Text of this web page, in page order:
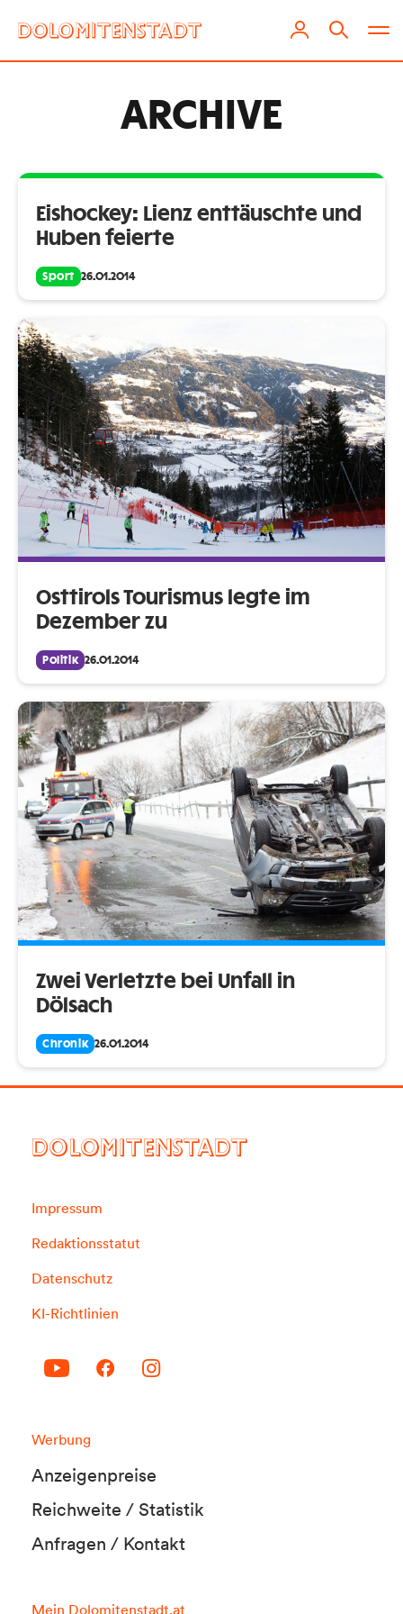
ARCHIVE
Eishockey: Lienz enttäuschte und
Huben feierte
Sport 26.01.2014
Osttirols Tourismus legte im
Dezember zu
Politik 26.01.2014
Zwei Verletzte bei Unfall in
Dölsach
Chronik 26.01.2014
DOLOMITENSTADT
Impressum
Redaktionsstatut
Datenschutz
KI-Richtlinien
Werbung
Anzeigenpreise
Reichweite / Statistik
Anfragen / Kontakt
Mein Dolomitenstadt.at